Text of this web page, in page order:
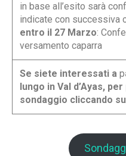
in base all’esito sarà
indicate con successiva
entro il 27 Marzo:
versamento caparra
Se siete interessati a p
lungo in Val d’Ayas,
sondaggio cliccando